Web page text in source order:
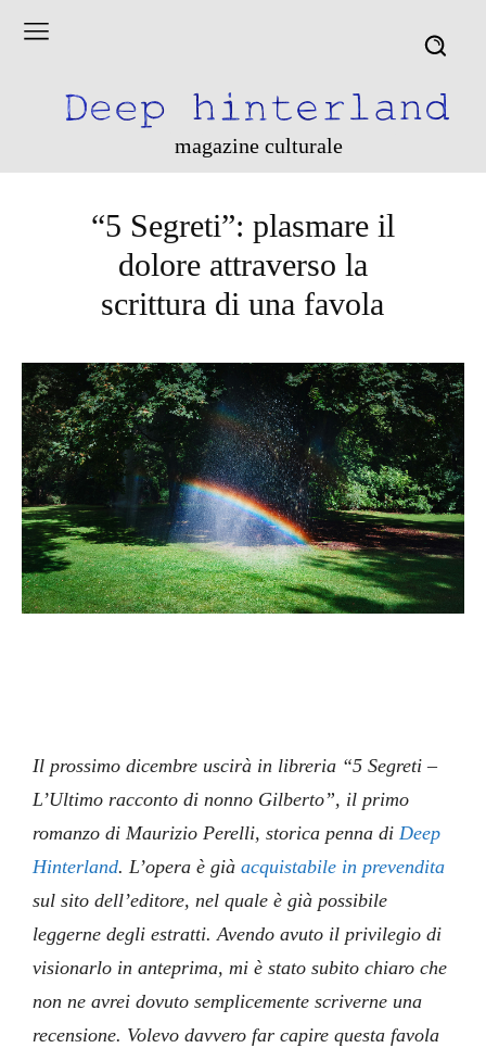
magazine culturale
“5 Segreti”: plasmare il
dolore attraverso la
scrittura di una favola
Il prossimo dicembre uscirà in libreria “5 Segreti –
L’Ultimo racconto di nonno Gilberto”, ilprimo
romanzo di Maurizio Perelli, storica penna diDeep
Hinterland. L’opera è giàacquistabile in prevendita
sul sito dell’editore, nel quale è già possibile
leggerne degli estratti. Avendo avuto il privilegio di
visionarlo in anteprima, mi è stato subito chiaro che
non ne avrei dovuto semplicemente scriverne una
recensione. Volevo davvero far capire questa favola